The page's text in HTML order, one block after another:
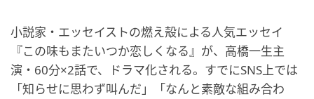
小説家・エッセイストの燃え殻による人気エッセイ
『この味もまたいつか恋しくなる』が、高橋一生主
演・60分×2話で、ドラマ化される。すでにSNS上では
「知らせに思わず叫んだ」「なんと素敵な組み合わ